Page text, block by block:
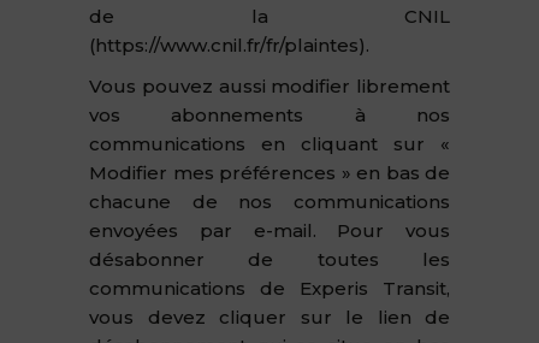
de la CNIL
(https://www.cnil.fr/fr/plaintes).
Vous pouvez aussi modifier librement
vos abonnements à nos
communications en cliquant sur «
Modifier mes préférences » en bas de
chacune de nos communications
envoyées par e-mail. Pour vous
désabonner de toutes les
communications de Experis Transit,
vous devez cliquer sur le lien de